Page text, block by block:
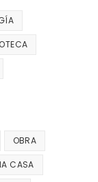
OBRA
CASA